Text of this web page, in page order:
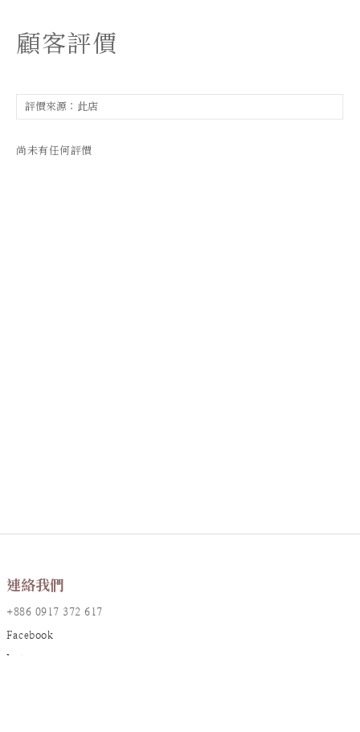
顧客評價
尚未有任何評價
連絡我們
+886 0917 372 617
Facebook
Instagram